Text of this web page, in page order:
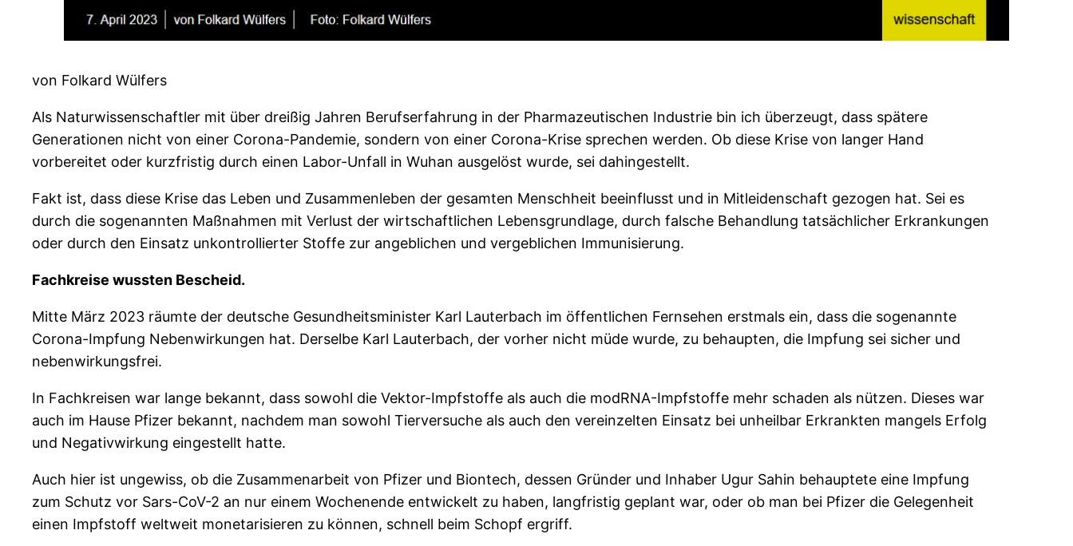
von Folkard Wülfers
Als Naturwissenschaftler mit über dreißig Jahren Berufserfahrung in der Pharmazeutischen Industrie bin ich überzeugt, dass spätere
Generationen nicht von einer Corona-Pandemie, sondern von einer Corona-Krise sprechen werden. Ob diese Krise von langer Hand
vorbereitet oder kurzfristig durch einen Labor-Unfall in Wuhan ausgelöst wurde, sei dahingestellt.
Fakt ist, dass diese Krise das Leben und Zusammenleben der gesamten Menschheit beeinflusst und in Mitleidenschaft gezogen hat. Sei es
durch die sogenannten Maßnahmen mit Verlust der wirtschaftlichen Lebensgrundlage, durch falsche Behandlung tatsächlicher Erkrankungen
oder durch den Einsatz unkontrollierter Stoffe zur angeblichen und vergeblichen Immunisierung.
Fachkreise wussten Bescheid.
Mitte März 2023 räumte der deutsche Gesundheitsminister Karl Lauterbach im öffentlichen Fernsehen erstmals ein, dass die sogenannte
Corona-Impfung Nebenwirkungen hat. Derselbe Karl Lauterbach, der vorher nicht müde wurde, zu behaupten, die Impfung sei sicher und
nebenwirkungsfrei.
In Fachkreisen war lange bekannt, dass sowohl die Vektor-Impfstoffe als auch die modRNA-Impfstoffe mehr schaden als nützen. Dieses war
auch im Hause Pfizer bekannt, nachdem man sowohl Tierversuche als auch den vereinzelten Einsatz bei unheilbar Erkrankten mangels Erfolg
und Negativwirkung eingestellt hatte.
Auch hier ist ungewiss, ob die Zusammenarbeit von Pfizer und Biontech, dessen Gründer und Inhaber Ugur Sahin behauptete eine Impfung
zum Schutz vor Sars-CoV-2 an nur einem Wochenende entwickelt zu haben, langfristig geplant war, oder ob man bei Pfizer die Gelegenheit
einen Impfstoff weltweit monetarisieren zu können, schnell beim Schopf ergriff.